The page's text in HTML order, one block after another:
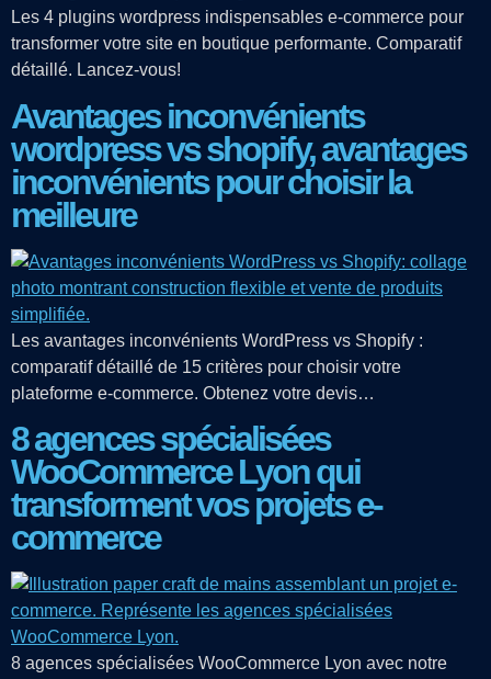
Les 4 plugins wordpress indispensables e-commerce pour
transformer votre site en boutique performante. Comparatif
détaillé. Lancez-vous!
Avantages inconvénients
wordpress vs shopify, avantages
inconvénients pour choisir la
meilleure
Les avantages inconvénients WordPress vs Shopify :
comparatif détaillé de 15 critères pour choisir votre
plateforme e-commerce. Obtenez votre devis…
8 agences spécialisées
WooCommerce Lyon qui
transforment vos projets e-
commerce
8 agences spécialisées WooCommerce Lyon avec notre